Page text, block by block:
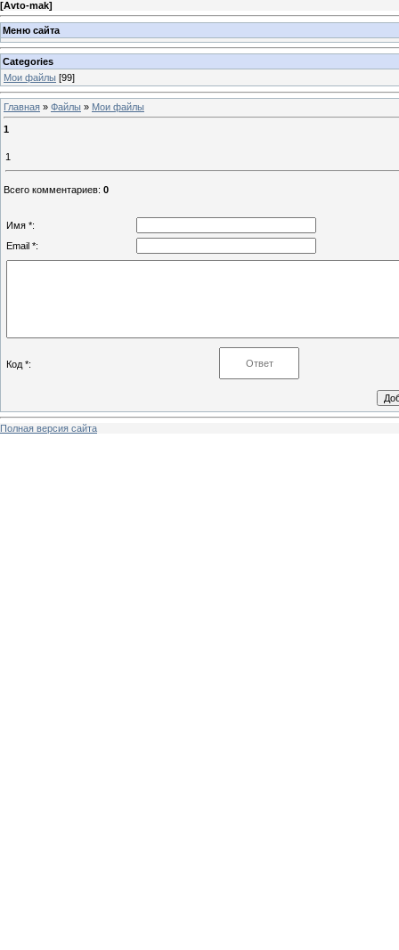
[Avto-mak]
Меню сайта
Categories
Мои файлы [99]
Главная » Файлы » Мои файлы
1
1
Всего комментариев: 0
Имя *:
Email *:
Код *:
Полная версия сайта